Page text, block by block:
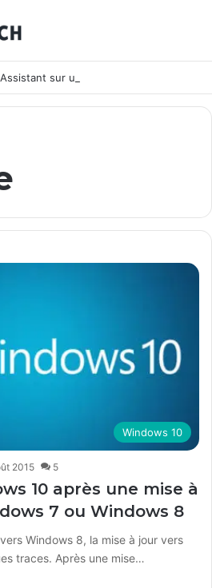
sur un NAS Synology
Windows 10
2015 5
10 après une mise à
7 ou Windows 8
Windows 8, la mise à jour vers
traces. Après une mise…